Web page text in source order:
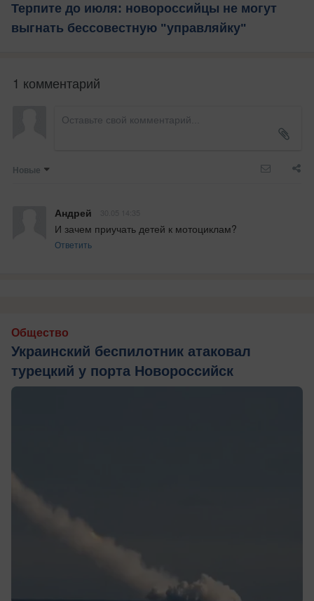
Терпите до июля: новороссийцы не могут
выгнать бессовестную "управляйку"
1 комментарий
Новые
Андрей
И зачем приучать детей к мотоциклам?
Ответить
Общество
Украинский беспилотник атаковал
турецкий у порта Новороссийск